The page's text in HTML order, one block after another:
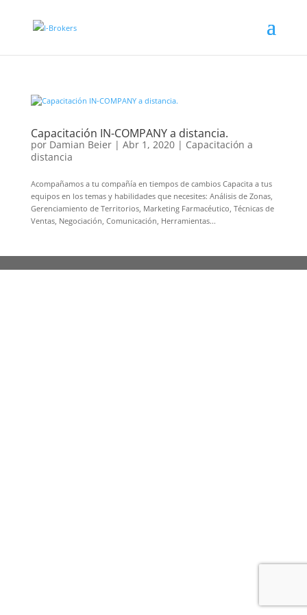
Capacitación IN-COMPANY a distancia.
por Damian Beier| Abr 1, 2020| Capacitación a
distancia
Acompañamos a tu compañía en tiempos de cambios Capacita a tus
equipos en los temas y habilidades que necesites: Análisis de Zonas,
Gerenciamiento de Territorios, Marketing Farmacéutico, Técnicas de
Ventas, Negociación, Comunicación, Herramientas...